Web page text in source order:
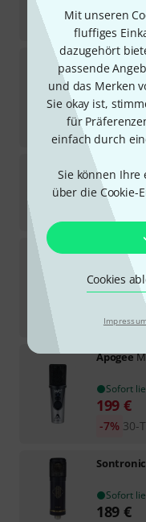
Mit unseren
fluffiges
dazugehört
passende
und das Merken
Sie okay ist,
für
einfach durch
Sie können
über die Cookie-
Cookies
-36%
Shure
Sofort
185 €
30-
-7%
Antelope
Sofort
185
Warm
Sofort
171€
30-
-8%
Apogee
Sofort
199 €
30-
-7%
Sofort
189 €